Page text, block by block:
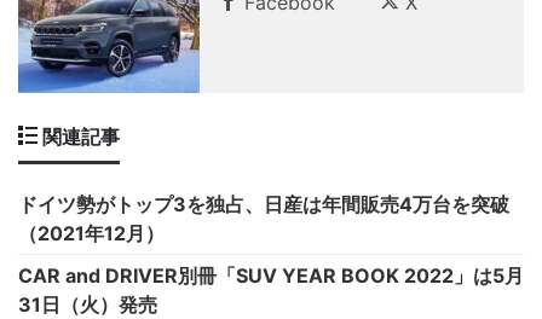
関連記事
ドイツ勢がトップ3を独占、日産は年間販売4万台を突破
（2021年12月）
CAR and DRIVER別冊「SUV YEAR BOOK 2022」は5月
31日（火）発売